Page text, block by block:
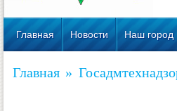
Главная Новости Наш город
Главная »